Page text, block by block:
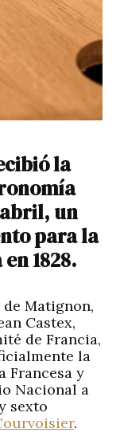
la
abril, un
para la
1828.
Matignon,
Castex,
de Francia,
la
Francesa y
Nacional a
sexto
.